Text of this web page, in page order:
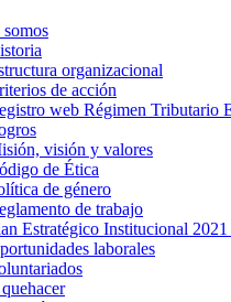
organizacional
de acción
web Régimen Tributario
visión y valores
de Ética
de género
de trabajo
Estratégico Institucional
laborales